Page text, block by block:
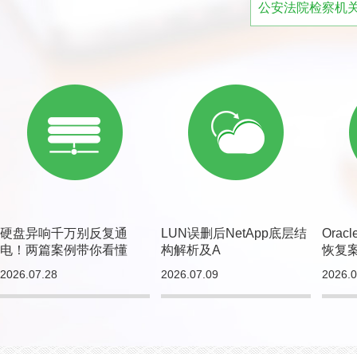
公安法院检察机
硬盘异响千万别反复通
电！两篇案例带你看懂
2026.07.28
LUN误删后NetApp底层结
构解析及A
2026.07.09
恢复